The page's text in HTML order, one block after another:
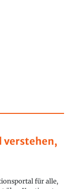
verstehen,
für alle,